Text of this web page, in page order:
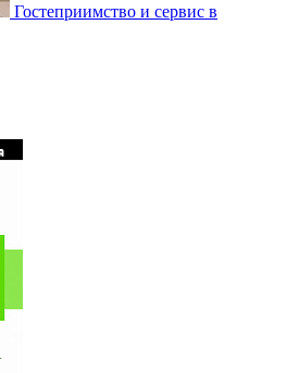
Гостеприимство и сервис в